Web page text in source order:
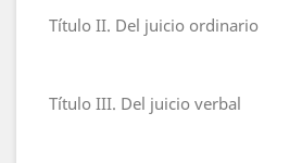
Título II. Del juicio ordinario
Título III. Del juicio verbal